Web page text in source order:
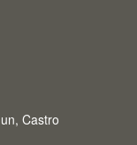
Castro